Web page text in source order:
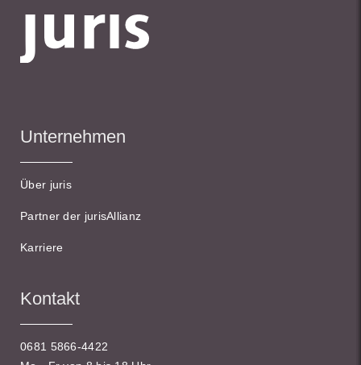
Unternehmen
Über juris
Partner der jurisAllianz
Karriere
Kontakt
0681 5866-4422